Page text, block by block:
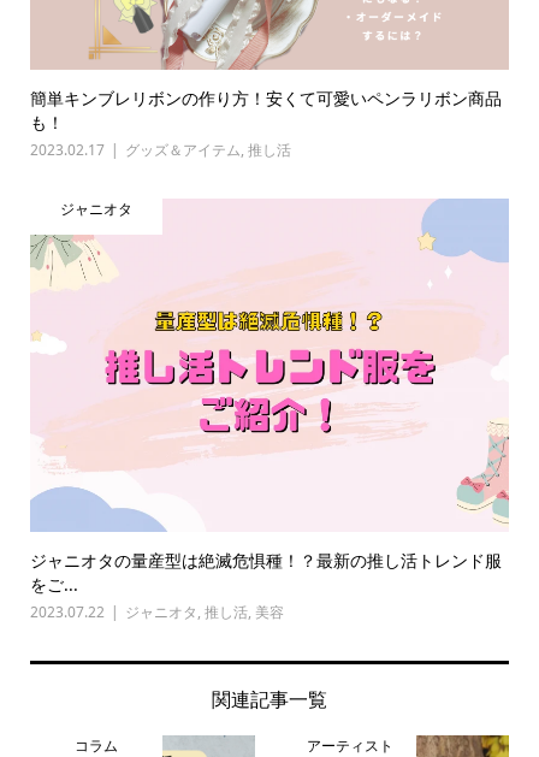
簡単キンブレリボンの作り方！安くて可愛いペンラリボン商品
も！
2023.02.17 グッズ＆アイテム, 推し活
ジャニオタ
ジャニオタの量産型は絶滅危惧種！？最新の推し活トレンド服
をご...
2023.07.22 ジャニオタ, 推し活, 美容
関連記事一覧
コラム アーティスト